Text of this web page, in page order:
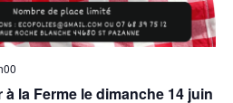
la Ferme le dimanche 14 juin